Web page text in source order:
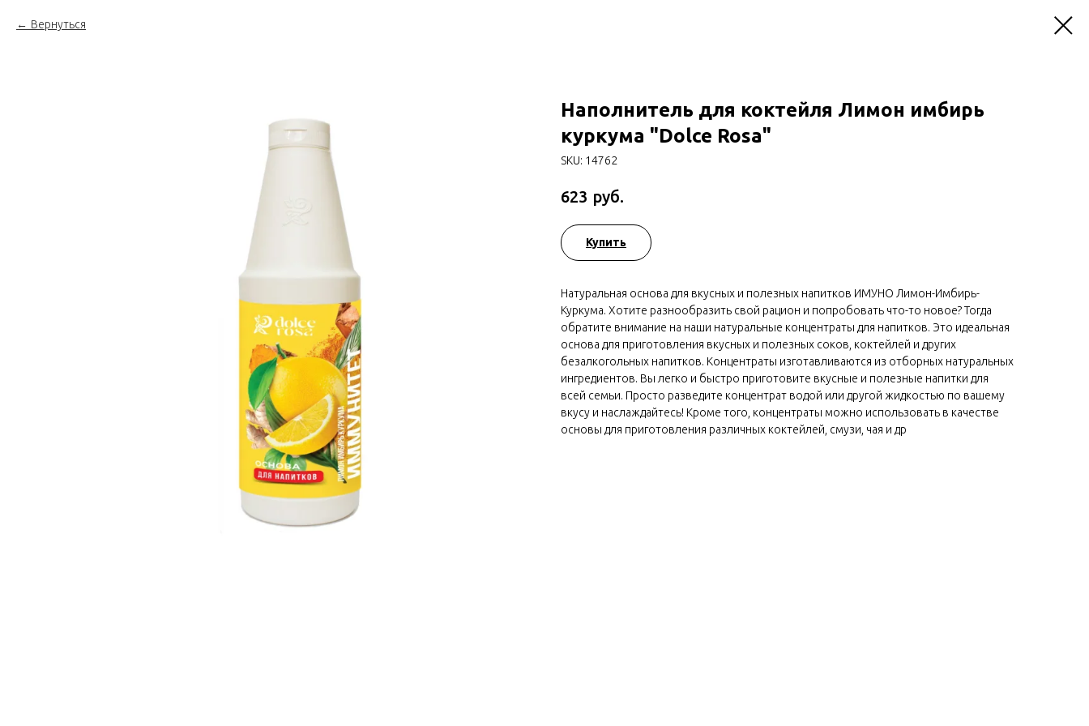
Вернуться
Наполнитель для коктейля Лимон имбирь
куркума "Dolce Rosa"
SKU: 14762
623 руб.
Купить
Натуральная основа для вкусных и полезных напитков ИМУНО Лимон-Имбирь-
Куркума. Хотите разнообразить свой рацион и попробовать что-то новое? Тогда
обратите внимание на наши натуральные концентраты для напитков. Это идеальная
основа для приготовления вкусных и полезных соков, коктейлей и других
безалкогольных напитков. Концентраты изготавливаются из отборных натуральных
ингредиентов. Вы легко и быстро приготовите вкусные и полезные напитки для
всей семьи. Просто разведите концентрат водой или другой жидкостью по вашему
вкусу и наслаждайтесь! Кроме того, концентраты можно использовать в качестве
основы для приготовления различных коктейлей, смузи, чая и др